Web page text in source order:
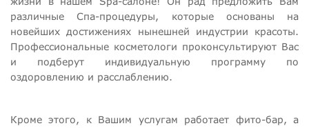
различные Спа-процедуры, которые основаны на
новейших достижениях нынешней индустрии красоты.
Профессиональные косметологи проконсультируют Вас
и подберут индивидуальную программу по
оздоровлению и расслаблению.
Кроме этого, к Вашим услугам работает фито-бар, а